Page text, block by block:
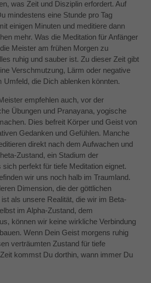
was Zeit und Disziplin erfordert. Auf
mindestens eine Stunde pro Tag
einigen Minuten und meditiere dann
mehr. Was die Meditation für Anfänger
Meister am frühen Morgen zu
ruhig und sauber ist. Zu dieser Zeit gibt
Verschmutzung, Lärm oder negative
Umfeld, die Dich ablenken könnten.
empfehlen auch, vor der
Übungen und Pranayana, yogische
Dies befreit Körper und Geist von
Gedanken und Gefühlen. Manche
direkt nach dem Aufwachen und
Zustand, ein Stadium der
perfekt für tiefe Meditation eignet.
wir uns noch halb im Traumland.
Dimension, die der göttlichen
als unsere Realität, die wir im Beta-
im Alpha-Zustand, dem
können wir keine wirkliche Verbindung
Wenn Dein Geist morgens ruhig
verträumten Zustand für tiefe
kommst Du dorthin, wann immer Du
Erfahrung
Damit unsere
Website
während
Besuchs so
gut wie
möglich
Wenn Sie
diese
Cookies
ablehnen,
verschwinden
Funktionen
von der
Website.
Marketing
Indem Sie uns Ihre
Interessen und Ihr
Verhalten beim
Besuch unserer
Website mitteilen,
Wahrscheinlichkeit,